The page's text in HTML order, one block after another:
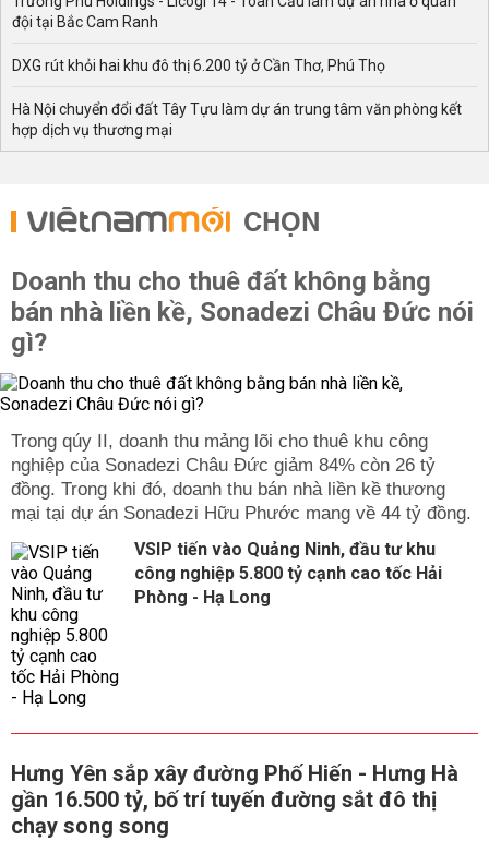
đội tại Bắc Cam Ranh
DXG rút khỏi hai khu đô thị 6.200 tỷ ở Cần Thơ, Phú Thọ
Hà Nội chuyển đổi đất Tây Tựu làm dự án trung tâm văn phòng kết
hợp dịch vụ thương mại
CHỌN
Doanh thu cho thuê đất không bằng
bán nhà liền kề, Sonadezi Châu Đức nói
gì?
Trong qúy II, doanh thu mảng lõi cho thuê khu công
nghiệp của Sonadezi Châu Đức giảm 84% còn 26 tỷ
đồng. Trong khi đó, doanh thu bán nhà liền kề thương
mại tại dự án Sonadezi Hữu Phước mang về 44 tỷ đồng.
VSIP tiến vào Quảng Ninh, đầu tư khu
công nghiệp 5.800 tỷ cạnh cao tốc Hải
Phòng - Hạ Long
Hưng Yên sắp xây đường Phố Hiến - Hưng Hà
gần 16.500 tỷ, bố trí tuyến đường sắt đô thị
chạy song song